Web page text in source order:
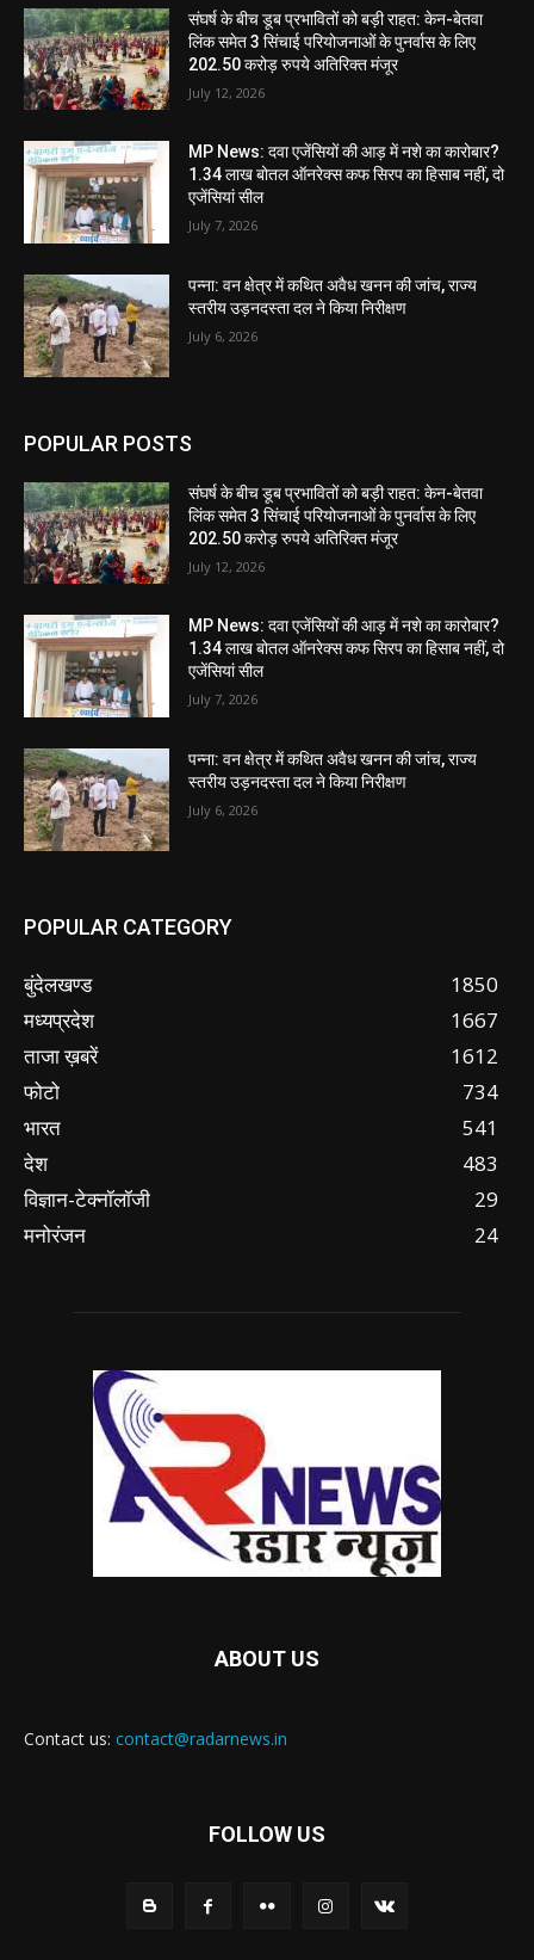
संघर्ष के बीच डूब प्रभावितों को बड़ी राहत: केन-बेतवा
लिंक समेत 3 सिंचाई परियोजनाओं के पुनर्वास के लिए
202.50 करोड़ रुपये अतिरिक्त मंजूर
July 12, 2026
MP News: दवा एजेंसियों की आड़ में नशे का कारोबार?
1.34 लाख बोतल ऑनरेक्स कफ सिरप का हिसाब नहीं, दो
एजेंसियां सील
July 7, 2026
पन्ना: वन क्षेत्र में कथित अवैध खनन की जांच, राज्य
स्तरीय उड़नदस्ता दल ने किया निरीक्षण
July 6, 2026
POPULAR POSTS
संघर्ष के बीच डूब प्रभावितों को बड़ी राहत: केन-बेतवा
लिंक समेत 3 सिंचाई परियोजनाओं के पुनर्वास के लिए
202.50 करोड़ रुपये अतिरिक्त मंजूर
July 12, 2026
MP News: दवा एजेंसियों की आड़ में नशे का कारोबार?
1.34 लाख बोतल ऑनरेक्स कफ सिरप का हिसाब नहीं, दो
एजेंसियां सील
July 7, 2026
पन्ना: वन क्षेत्र में कथित अवैध खनन की जांच, राज्य
स्तरीय उड़नदस्ता दल ने किया निरीक्षण
July 6, 2026
POPULAR CATEGORY
बुंदेलखण्ड
1850
मध्यप्रदेश
1667
ताजा ख़बरें
1612
फोटो
734
भारत
541
देश
483
विज्ञान-टेक्नॉलॉजी
29
मनोरंजन
24
ABOUT US
Contact us: contact@radarnews.in
FOLLOW US